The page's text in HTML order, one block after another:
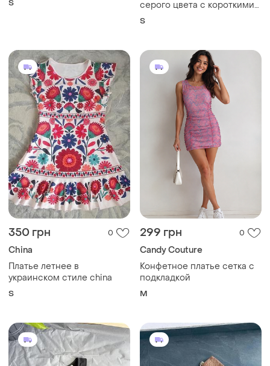
350 грн 0
China
Платье летнее в
украинском стиле china
299 грн
Candy Couture
Конфетное платье сетка с
M